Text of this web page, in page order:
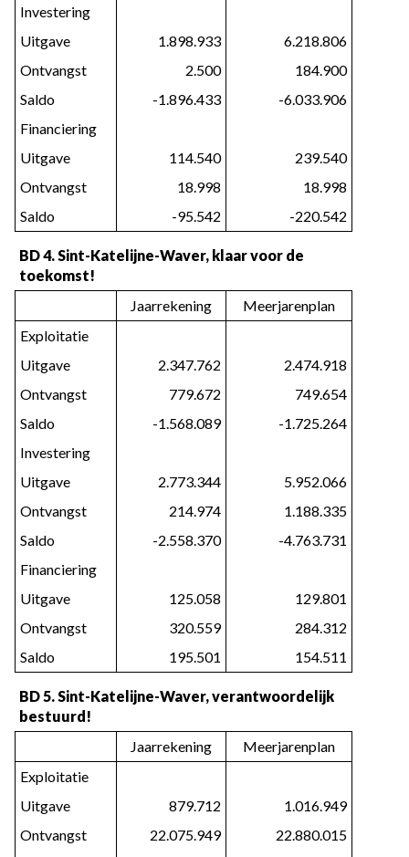
Investering
Uitgave
1.898.933
6.218.806
Ontvangst
2.500
184.900
Saldo
-1.896.433
-6.033.906
Financiering
Uitgave
114.540
239.540
Ontvangst
18.998
18.998
Saldo
-95.542 -220.542
BD 4. Sint-Katelijne-Waver, klaar voor de
toekomst!
Jaarrekening
Meerjarenplan
Exploitatie
Uitgave
2.347.762
2.474.918
Ontvangst
779.672
749.654
Saldo
-1.568.089
-1.725.264
Investering
Uitgave
2.773.344
5.952.066
Ontvangst
214.974
1.188.335
Saldo
-2.558.370
-4.763.731
Financiering
Uitgave
125.058
129.801
Ontvangst
320.559
284.312
Saldo
195.501 154.511
BD 5. Sint-Katelijne-Waver, verantwoordelijk
bestuurd!
Jaarrekening
Meerjarenplan
Exploitatie
Uitgave
879.712
1.016.949
Ontvangst
22.075.949
22.880.015